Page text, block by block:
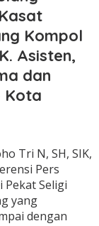
Kompol
Asisten,
dan
Kota
Tri N, SH, SIK,
Pers
Pekat Seligi
yang
dengan